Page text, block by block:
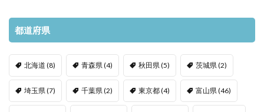
都道府県
北海道 (8) 青森県 (4) 秋田県 (5) 茨城県 (2)
埼玉県 (7) 千葉県 (2) 東京都(4) 富山県 (46)